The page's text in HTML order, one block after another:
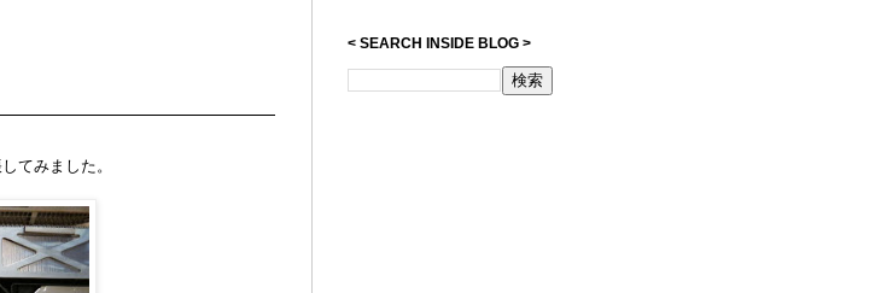
てみました。
< SEARCH INSIDE BLOG >